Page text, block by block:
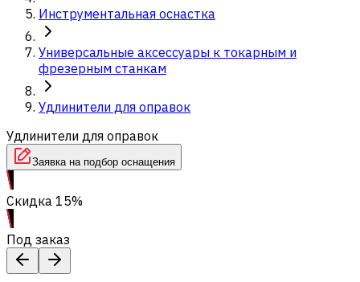
Инструментальная оснастка
Универсальные аксессуары к токарным и
фрезерным станкам
Удлинители для оправок
Удлинители для оправок
Заявка на подбор оснащения
Скидка 15%
Под заказ